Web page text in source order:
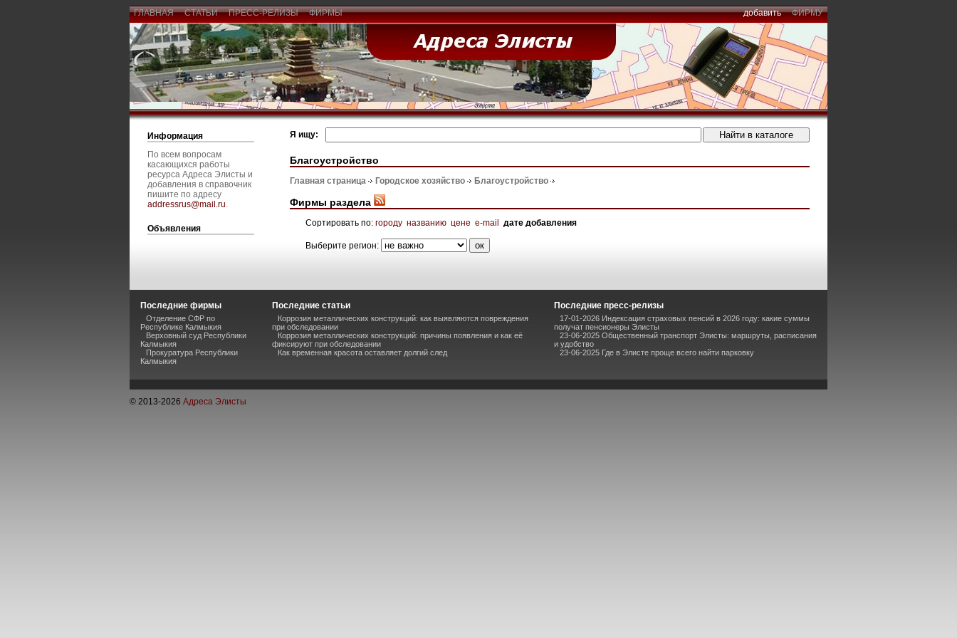
ГЛАВНАЯ СТАТЬИ ПРЕСС-РЕЛИЗЫ ФИРМЫ добавить ФИРМУ
Информация
По всем вопросам
касающихся работы
ресурса Адреса Элисты и
добавления в справочник
пишите по адресу
addressrus@mail.ru.
Объявления
Я ищу:
Благоустройство
Главная страница Городское хозяйство Благоустройство
Фирмы раздела
Сортировать по: городу названию цене e-mail дате добавления
Выберите регион:
Последние фирмы
Отделение СФР по
Республике Калмыкия
Верховный суд Республики
Калмыкия
Прокуратура Республики
Калмыкия
Последние статьи
Коррозия металлических конструкций: как выявляются повреждения
при обследовании
Коррозия металлических конструкций: причины появления и как её
фиксируют при обследовании
Как временная красота оставляет долгий след
Последние пресс-релизы
17-01-2026 Индексация страховых пенсий в 2026 году: какие суммы
получат пенсионеры Элисты
23-06-2025 Общественный транспорт Элисты: маршруты, расписания
и удобство
23-06-2025 Где в Элисте проще всего найти парковку
© 2013-2026 Адреса Элисты